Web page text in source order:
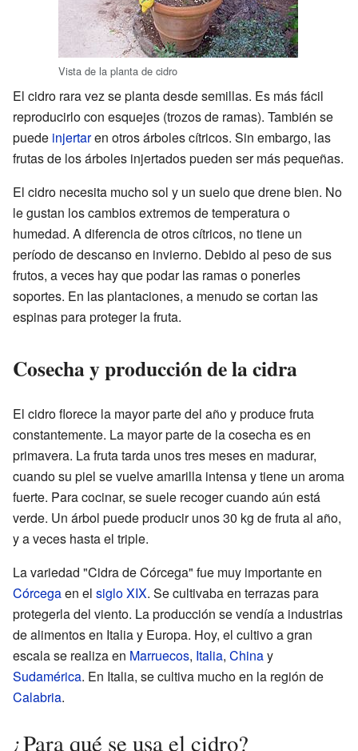
Vista de la planta de cidro
El cidro rara vez se planta desde semillas. Es más fácil
reproducirlo con esquejes (trozos de ramas). También se
puede injertaren otros árboles cítricos. Sin embargo, las
frutas de los árboles injertados pueden ser más pequeñas.
El cidro necesita mucho sol y un suelo que drene bien. No
le gustan los cambios extremos de temperatura o
humedad. A diferencia de otros cítricos, no tiene un
período de descanso en invierno. Debido al peso de sus
frutos, a veces hay que podar las ramas o ponerles
soportes. En las plantaciones, a menudo se cortan las
espinas para proteger la fruta.
Cosecha y producción de la cidra
El cidro florece la mayor parte del año y produce fruta
constantemente. La mayor parte de la cosecha es en
primavera. La fruta tarda unos tres meses en madurar,
cuando su piel se vuelve amarilla intensa y tiene un aroma
fuerte. Para cocinar, se suele recoger cuando aún está
verde. Un árbol puede producir unos 30 kg de fruta al año,
y a veces hasta el triple.
La variedad "Cidra de Córcega" fue muy importante en
Córcegaen el siglo XIX. Se cultivaba en terrazas para
protegerla del viento. La producción se vendía a industrias
de alimentos en Italia y Europa. Hoy, el cultivo a gran
escala se realiza en Marruecos, Italia, Chinay
Sudamérica. En Italia, se cultiva mucho en la región de
Calabria.
¿Para qué se usa el cidro?